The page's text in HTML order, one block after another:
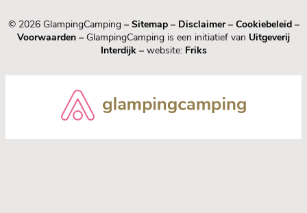
© 2026 GlampingCamping – Sitemap– Disclaimer– Cookiebeleid–
Voorwaarden – GlampingCamping is een initiatief van Uitgeverij
Interdijk–website: Friks